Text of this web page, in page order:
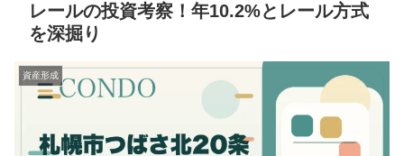
レールの投資考察！年10.2%とレール方式
を深掘り
資産形成